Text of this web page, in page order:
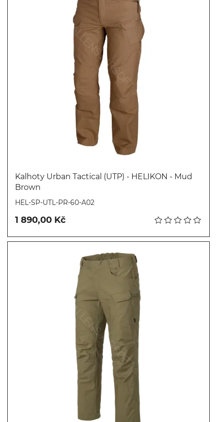
Kalhoty Urban Tactical (UTP) - HELIKON - Mud
Brown
HEL-SP-UTL-PR-60-A02
1 890,00 Kč